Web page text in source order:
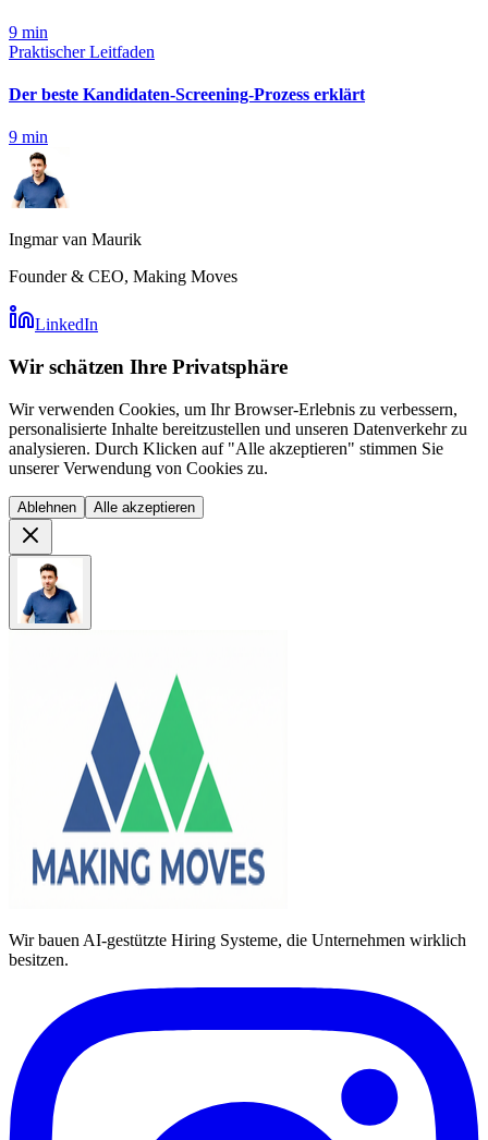
9 min
Praktischer Leitfaden
Der beste Kandidaten-Screening-Prozess erklärt
9 min
Ingmar van Maurik
Founder & CEO, Making Moves
LinkedIn
Wir schätzen Ihre Privatsphäre
Wir verwenden Cookies, um Ihr Browser-Erlebnis zu verbessern,
personalisierte Inhalte bereitzustellen und unseren Datenverkehr zu
analysieren. Durch Klicken auf "Alle akzeptieren" stimmen Sie
unserer Verwendung von Cookies zu.
Ablehnen Alle akzeptieren
Wir bauen AI-gestützte Hiring Systeme, die Unternehmen wirklich
besitzen.